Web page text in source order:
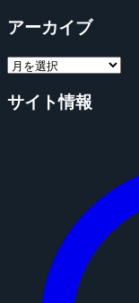
アーカイブ
サイト情報